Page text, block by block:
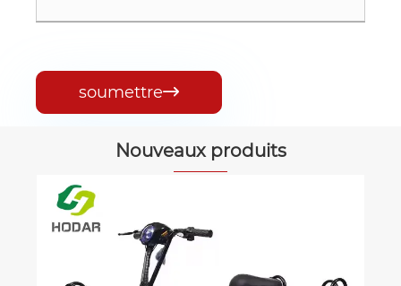
soumettre
Nouveaux produits
XTZ YAMAHA MOTO